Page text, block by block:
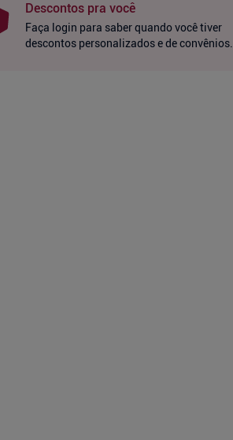
Descontos pra você
Faça login para saber quando você tiver
descontos personalizados e de convênios.